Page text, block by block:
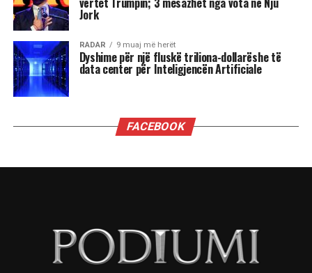
Çdo shenjë do ta ndjejë këtë energji ndryshe nga
përplasjet emocionale të Dashit dhe pasiguritë e
Shigjetarit, te balancimi personal i Peshores dhe
fuqia komunikuese e Ujorit. Por një gjë është e
sigurt: qielli është në lëvizje dhe kush është i
gatshëm të dëgjojë mesazhet e tij, mund të dalë
futur tashmë në Peshore. Dhe duke u futur Dielli
në Peshore kërkojmë një ekuilibrim sepse na
pret një dimër i gjatë përpara. E rëndësishme